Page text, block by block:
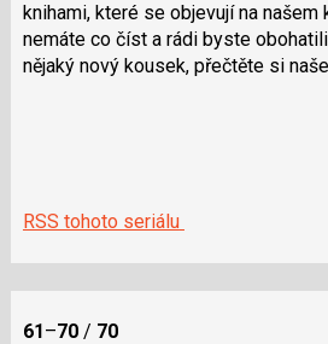
knihami, které se objevují na našem
nemáte co číst a rádi byste
nějaký nový kousek, přečtěte si
RSS tohoto seriálu
61–70/ 70